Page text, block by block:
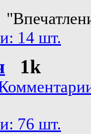
14 шт.
1k
76 шт.